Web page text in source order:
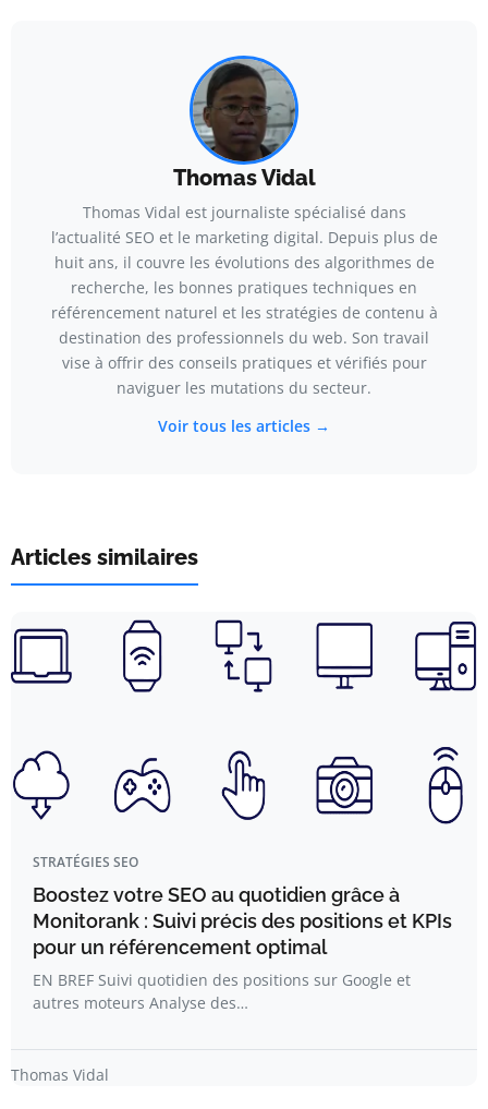
Thomas Vidal
Thomas Vidal est journaliste spécialisé dans
l’actualité SEO et le marketing digital. Depuis plus de
huit ans, il couvre les évolutions des algorithmes de
recherche, les bonnes pratiques techniques en
référencement naturel et les stratégies de contenu à
destination des professionnels du web. Son travail
vise à offrir des conseils pratiques et vérifiés pour
naviguer les mutations du secteur.
Voir tous les articles →
Articles similaires
STRATÉGIES SEO
Boostez votre SEO au quotidien grâce à
Monitorank : Suivi précis des positions et KPIs
pour un référencement optimal
EN BREF Suivi quotidien des positions sur Google et
autres moteurs Analyse des…
Thomas Vidal